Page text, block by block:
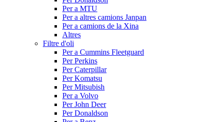
Per a MTU
Per a altres camions Janpan
Per a camions de la Xina
Altres
Filtre d'oli
Per a Cummins Fleetguard
Per Perkins
Per Caterpillar
Per Komatsu
Per Mitsubish
Per a Volvo
Per John Deer
Per Donaldson